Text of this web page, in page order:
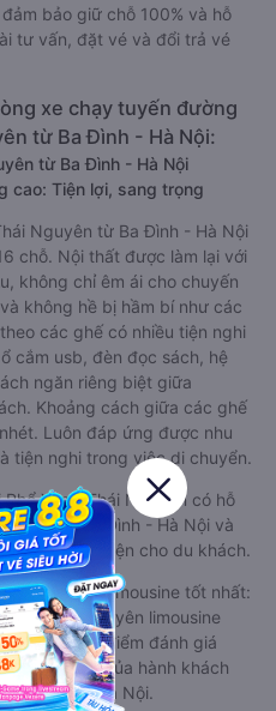
bảo giữ chỗ 100% và hỗ
tư vấn, đặt vé và đổi trả vé
xe chạy tuyến đường
từ Ba Đình - Hà Nội:
từ Ba Đình - Hà Nội
cao: Tiện lợi, sang trọng
Nguyên từ Ba Đình - Hà Nội
chỗ. Nội thất được làm lại với
không chỉ êm ái cho chuyến
không hề bị hầm bí như các
các ghế có nhiều tiện nghi
cắm usb, đèn đọc sách, hệ
ngăn riêng biệt giữa
Khoảng cách giữa các ghế
Luôn đáp ứng được nhu
tiện nghi trong việc di chuyển.
Yên - Thái Nguyên có hỗ
thành Ba Đình - Hà Nội và
rất thuận tiện cho du khách.
Nguyên limousine tốt nhất:
- Thái Nguyên limousine
Tốt với điểm đánh giá
phản hồi của hành khách
Ba Đình - Hà Nội.